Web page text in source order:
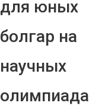
для юных
болгар на
научных
олимпиада